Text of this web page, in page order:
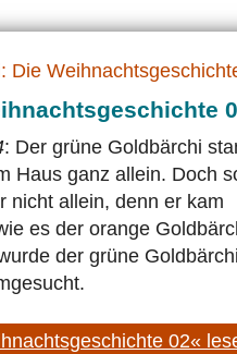
: Der grüne Goldbärchi
Haus ganz allein. Doch
nicht allein, denn er kam
es der orange
der grüne
02«